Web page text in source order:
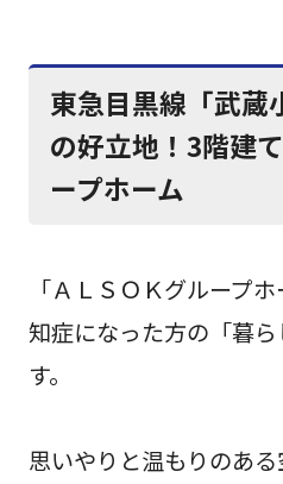
東急目黒線「武蔵
の好立地！3階建
ープホーム
「ＡＬＳＯＫグループ
知症になった方の「暮
す。
思いやりと温もりのある